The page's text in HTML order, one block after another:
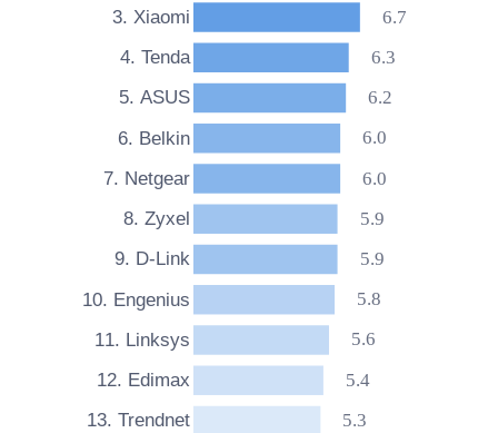
3. Xiaomi
4. Tenda
5. ASUS
6. Belkin
7. Netgear
8. Zyxel
9. D-Link
10. Engenius
11. Linksys
12. Edimax
13. Trendnet
6.7
6.3
6.2
6.0
6.0
5.9
5.9
5.8
5.6
5.4
5.3